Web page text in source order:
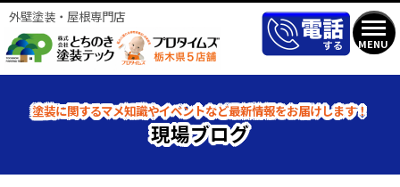
MENU
外壁塗装・屋根専門店
塗装に関するマメ知識やイベントなど最新情報をお届けします！
現場ブログ